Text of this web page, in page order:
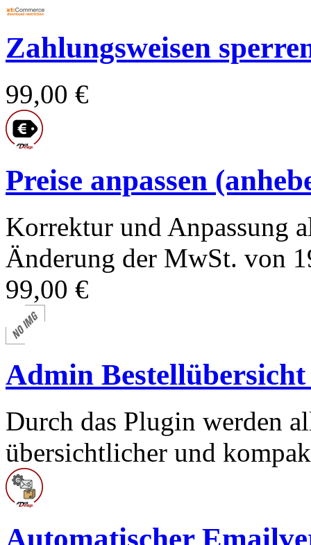
Zahlungsweisen
99,00 €
Preise anpassen
Korrektur und Anpassung
Änderung der MwSt. von
99,00 €
Admin
Durch das Plugin werden
übersichtlicher und